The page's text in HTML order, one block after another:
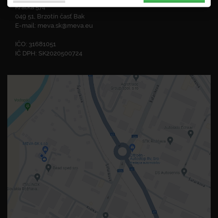
Krátka 574
049 51, Brzotín časť Bak
E-mail: meva.sk@meva.eu
IČO: 31681051
IČ DPH: SK2020500724